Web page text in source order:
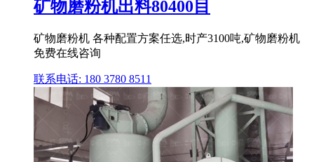
矿物磨粉机出料80400目
矿物磨粉机 各种配置方案任选,时产3100吨,矿物磨粉机
免费在线咨询
联系电话: 180 3780 8511